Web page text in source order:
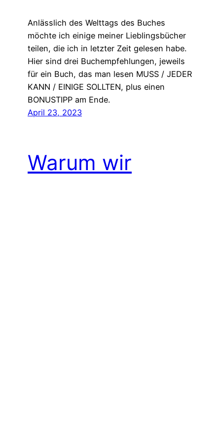
Anlässlich des Welttags des Buches
möchte ich einige meiner Lieblingsbücher
teilen, die ich in letzter Zeit gelesen habe.
Hier sind drei Buchempfehlungen, jeweils
für ein Buch, das man lesen MUSS / JEDER
KANN / EINIGE SOLLTEN, plus einen
BONUSTIPP am Ende.
April 23, 2023
Warum wir